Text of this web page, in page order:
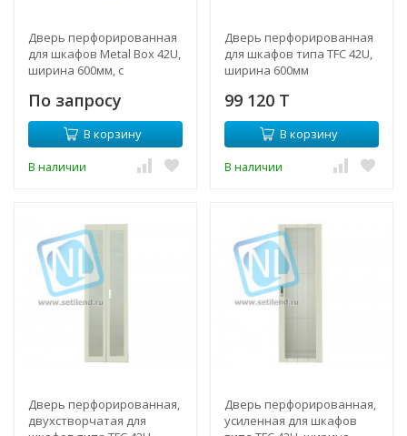
Дверь перфорированная
для шкафов Metal Box 42U,
ширина 600мм, с
По запросу
В корзину
В наличии
Дверь перфорированная
для шкафов типа TFC 42U,
ширина 600мм
99 120 T
В корзину
В наличии
Дверь перфорированная,
двухстворчатая для
Дверь перфорированная,
усиленная для шкафов